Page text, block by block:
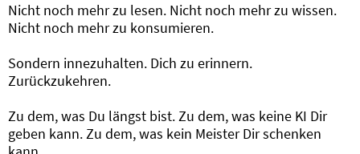
Nicht noch mehr zu lesen. Nicht noch mehr zu wissen.
Nicht noch mehr zu konsumieren.
Sondern innezuhalten. Dich zu erinnern.
Zurückzukehren.
Zu dem, was Du längst bist. Zu dem, was keine KI Dir
geben kann. Zu dem, was kein Meister Dir schenken